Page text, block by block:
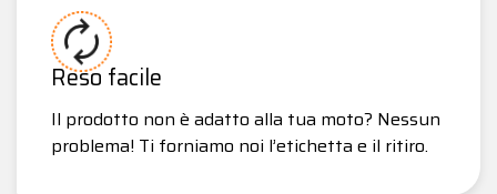
Reso facile
Il prodotto non è adatto alla tua moto? Nessun
problema! Ti forniamo noi l’etichetta e il ritiro.